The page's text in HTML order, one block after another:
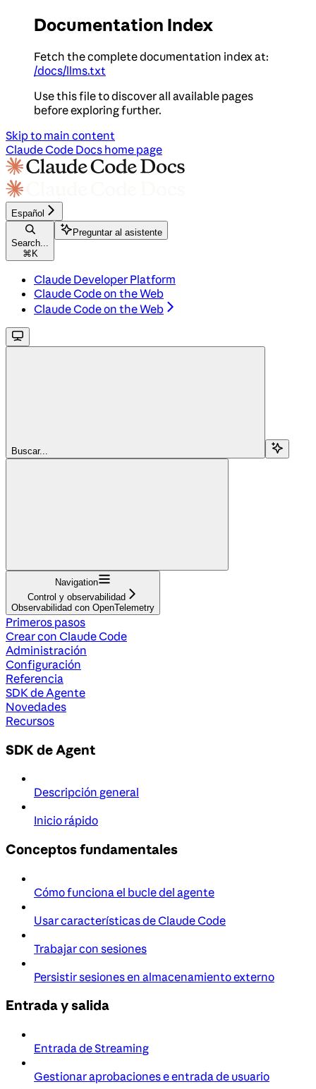
Documentation Index
Fetch the complete documentation index at:
/docs/llms.txt
Use this file to discover all available pages
before exploring further.
Skip to main content
Claude Code Docs home page
Español
Search...
⌘ K
Preguntar al asistente
Claude Developer Platform
Claude Code on the Web
Claude Code on the Web
Buscar...
Navigation
Control y observabilidad
Observabilidad con OpenTelemetry
Primeros pasos
Crear con Claude Code
Administración
Configuración
Referencia
SDK de Agente
Novedades
Recursos
SDK de Agent
Descripción general
Inicio rápido
Conceptos fundamentales
Cómo funciona el bucle del agente
Usar características de Claude Code
Trabajar con sesiones
Persistir sesiones en almacenamiento externo
Entrada y salida
Entrada de Streaming
Gestionar aprobaciones e entrada de usuario